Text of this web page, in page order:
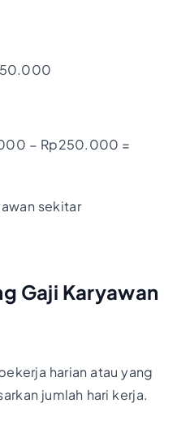
− Rp250.000 =
sekitar
Gaji Karyawan
harian atau yang
jumlah hari kerja.